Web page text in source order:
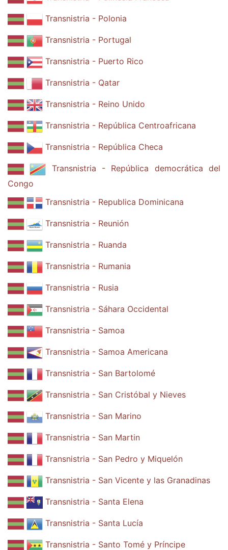
Transnistria - Polonia
Transnistria - Portugal
Transnistria - Puerto Rico
Transnistria - Qatar
Transnistria - Reino Unido
Transnistria - República Centroafricana
Transnistria - República Checa
Transnistria - República democrática del
Congo
Transnistria - Republica Dominicana
Transnistria - Reunión
Transnistria - Ruanda
Transnistria - Rumania
Transnistria - Rusia
Transnistria - Sáhara Occidental
Transnistria - Samoa
Transnistria - Samoa Americana
Transnistria - San Bartolomé
Transnistria - San Cristóbal y Nieves
Transnistria - San Marino
Transnistria - San Martin
Transnistria - San Pedro y Miquelón
Transnistria - San Vicente y las Granadinas
Transnistria - Santa Elena
Transnistria - Santa Lucía
Transnistria - Santo Tomé y Príncipe